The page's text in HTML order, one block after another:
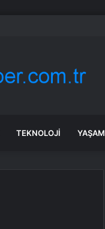
TEKNOLOJI YAŞAM